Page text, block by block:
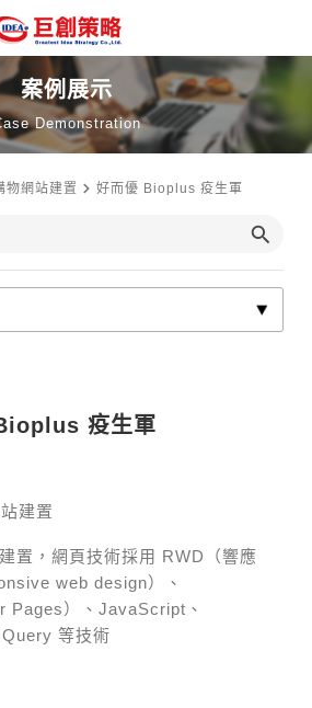
案例展示
Demonstration
物網站建置 好而優 Bioplus 疫生軍
疫生軍
建置
置，網頁技術採用 RWD（響應
web design）、
Pages）、JavaScript、
等技術